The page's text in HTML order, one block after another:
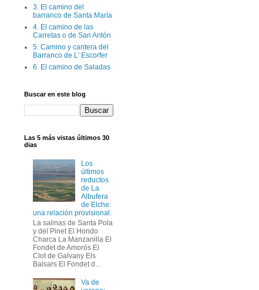
3. El camino del
barranco de Santa María
4. El camino de las
Carretas o de San Antón
5. Camino y cantera del
Barranco de L' Escorfer
6. El camino de Saladas
Buscar en este blog
Las 5 más vistas últimos 30
dias
Los
últimos
reductos
de La
Albufera
de Elche:
una relación provisional.
La salinas de Santa Pola
y del Pinet El Hondo
Charca La Manzanilla El
Fondet de Amorós El
Clot de Galvany Els
Balsars El Fondet d...
Va de